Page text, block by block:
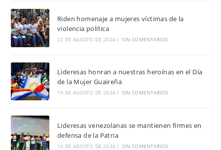
Riden homenaje a mujeres víctimas de la
violencia política
22 DE AGOSTO DE 2024 / SIN COMENTARIOS
Lideresas honran a nuestras heroínas en el Día
de la Mujer Guaireña
19 DE AGOSTO DE 2024 / SIN COMENTARIOS
Lideresas venezolanas se mantienen firmes en
defensa de la Patria
14 DE AGOSTO DE 2024 / SIN COMENTARIOS